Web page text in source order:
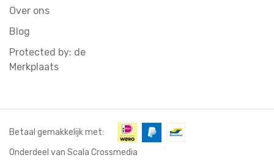
Over ons
Blog
Protected by: de
Merkplaats
Onderdeel van Scala Crossmedia
Betaal gemakkelijk met: